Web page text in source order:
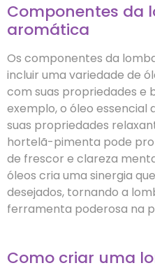
Componentes da
aromática
Os componentes da
incluir uma variedade de
com suas propriedades e
exemplo, o óleo essencial
suas propriedades
hortelã-pimenta pode
de frescor e clareza
óleos cria uma sinergia
desejados, tornando a
ferramenta poderosa na
Como criar uma